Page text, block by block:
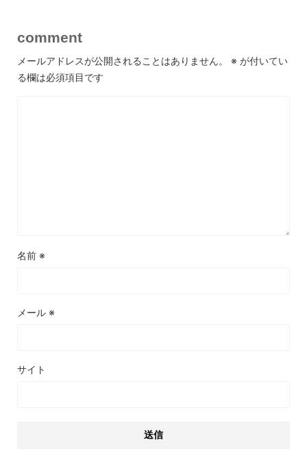
comment
メールアドレスが公開されることはありません。 ※ が付いてい
る欄は必須項目です
名前 ※
メール ※
サイト